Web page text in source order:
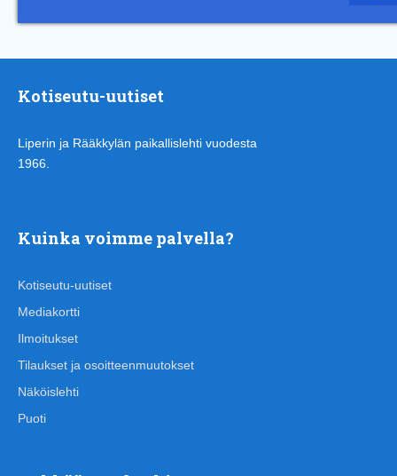
Kotiseutu-uutiset
Liperin ja Rääkkylän paikallislehti vuodesta
1966.
Kuinka voimme palvella?
Kotiseutu-uutiset
Mediakortti
Ilmoitukset
Tilaukset ja osoitteenmuutokset
Näköislehti
Puoti